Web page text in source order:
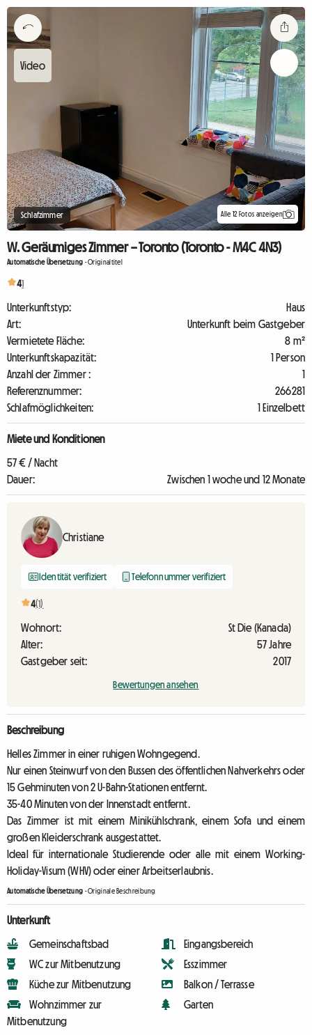
Schlafzimmer Alle 12 Fotos anzeigen
W. Geräumiges Zimmer – Toronto (Toronto - M4C 4N3)
Automatische Übersetzung -Originaltitel
41
Unterkunftstyp:
Haus
Art:
Unterkunft beim Gastgeber
Vermietete Fläche:
8 m²
Unterkunftskapazität:
1 Person
Anzahl der Zimmer :
1
Referenznummer:
266281
Schlafmöglichkeiten:
1 Einzelbett
Miete und Konditionen
57 € / Nacht
Dauer:
Zwischen 1 woche und 12 Monate
Christiane
Identität verifiziert Telefonnummer verifiziert
4(1)
Wohnort:
St Die (Kanada)
Alter:
57 Jahre
Gastgeber seit:
2017
Bewertungen ansehen
Beschreibung
Helles Zimmer in einer ruhigen Wohngegend.
Nur einen Steinwurf von den Bussen des öffentlichen Nahverkehrs oder
15 Gehminuten von 2 U-Bahn-Stationen entfernt.
35-40 Minuten von der Innenstadt entfernt.
Das Zimmer ist mit einem Minikühlschrank, einem Sofa und einem
großen Kleiderschrank ausgestattet.
Ideal für internationale Studierende oder alle mit einem Working-
Holiday-Visum (WHV) oder einer Arbeitserlaubnis.
Automatische Übersetzung -Originale Beschreibung
Unterkunft
Gemeinschaftsbad
WC zur Mitbenutzung
Küche zur Mitbenutzung
Wohnzimmer zur
Mitbenutzung
Eingangsbereich
Esszimmer
Balkon / Terrasse
Garten